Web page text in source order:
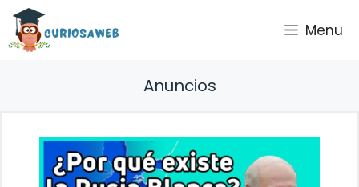
Saltar
contenido
Menu
Anuncios